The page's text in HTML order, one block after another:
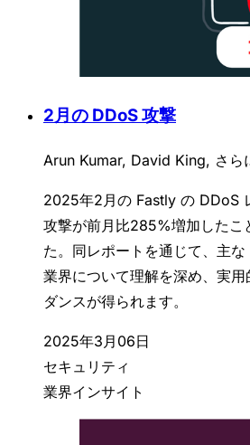
2月の DDoS 攻撃
Arun Kumar, David King, さら
2025年2月の Fastly の DDoS
攻撃が前月比285%増加したこ
た。同レポートを通じて、主
業界について理解を深め、実
ダンスが得られます。
2025年3月06日
セキュリティ
業界インサイト